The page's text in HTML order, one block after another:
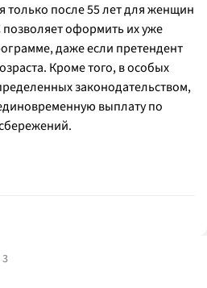
только после 55 лет для женщин
оформить их уже
даже если претендент
Кроме того, в особых
законодательством,
выплату по
3